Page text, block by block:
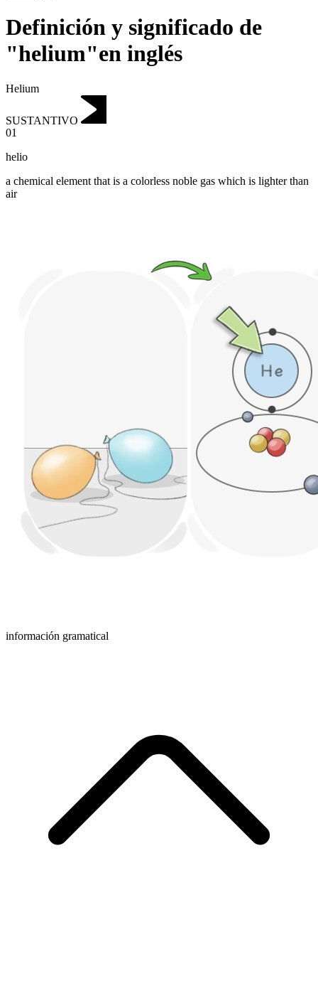
Definición y significado de
"helium"en inglés
Helium
SUSTANTIVO
01
helio
a chemical element that is a colorless noble gas which is lighter than
air
información gramatical